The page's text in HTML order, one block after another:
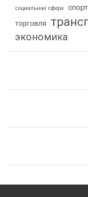
социальная сфера спорт
торговля
экономика